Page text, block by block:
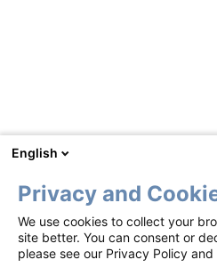
English
Privacy and
We use cookies to collect your
site better. You can consent or
please see our Privacy Policy